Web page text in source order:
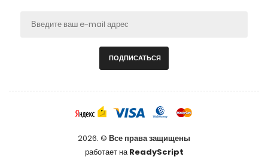
ПОДПИСАТЬСЯ
2026. © Все права защищены
работает наReadyScript